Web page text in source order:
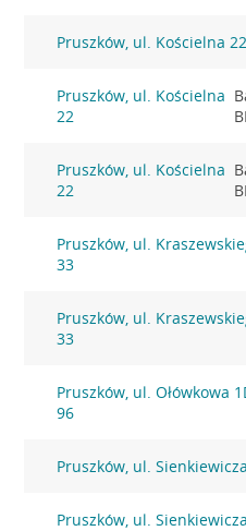
Pruszków, ul. Kościelna 22
Pruszków, ul. Kościelna
22
Pruszków, ul. Kościelna
22
Pruszków, ul.
33
Pruszków, ul.
33
Pruszków, ul. Ołówkowa
96
Pruszków, ul.
Pruszków, ul.